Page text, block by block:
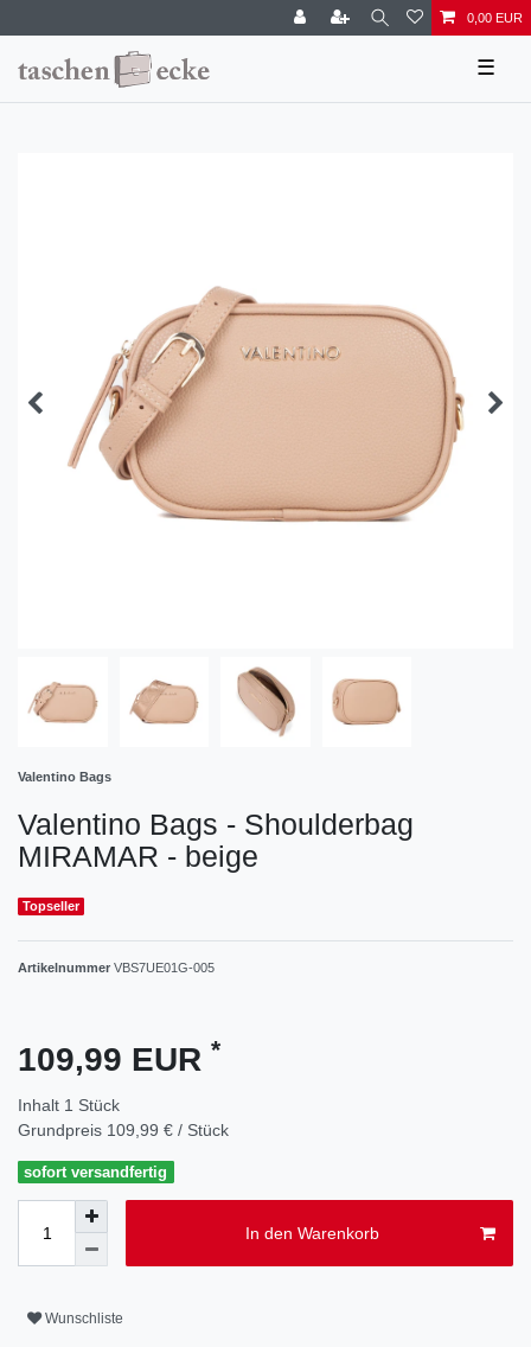
0,00 EUR
☰
Valentino Bags
Valentino Bags - Shoulderbag
MIRAMAR - beige
Topseller
Artikelnummer VBS7UE01G-005
109,99 EUR *
Inhalt 1 Stück
Grundpreis 109,99 € / Stück
sofort versandfertig
In den Warenkorb
Wunschliste